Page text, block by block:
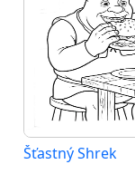
Šťastný Shrek